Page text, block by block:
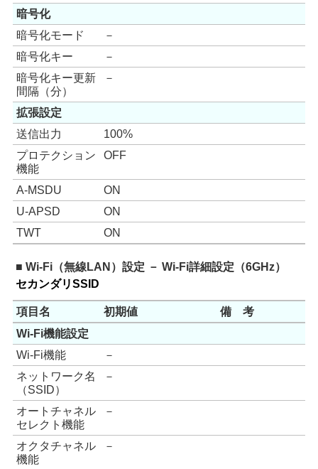
暗号化
暗号化モード
－
暗号化キー
－
暗号化キー更新
間隔（分）
－
拡張設定
送信出力
100%
プロテクション
機能
OFF
A-MSDU
ON
U-APSD
ON
TWT
ON
■ Wi-Fi（無線LAN）設定 － Wi-Fi詳細設定（6GHz）
セカンダリSSID
項目名 初期値
備 考
Wi-Fi機能設定
Wi-Fi機能
－
ネットワーク名
（SSID）
－
オートチャネル
セレクト機能
－
オクタチャネル
機能
－